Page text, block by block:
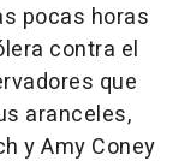
pocas horas
contra el
que
aranceles,
y Amy Coney